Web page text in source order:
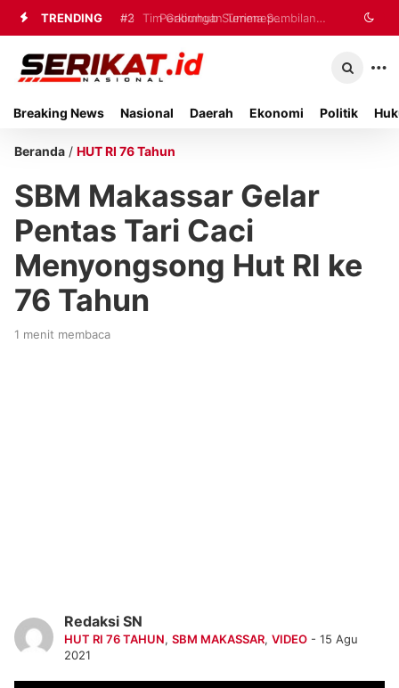
TRENDING #2 Perkimhub Sumenep
Matangkan Pelaksanaan RTLH 2026,
#3 Tim Gabungan Terima Sembilan
Korban Evakuasi KM Mutiara Sentosa
Breaking News Nasional Daerah Ekonomi Politik
Beranda / HUT RI 76 Tahun
SBM Makassar Gelar
Pentas Tari Caci
Menyongsong Hut RI ke
76 Tahun
1 menit membaca
Redaksi SN
HUT RI 76 TAHUN,SBM MAKASSAR,VIDEO - 15 Agu
2021